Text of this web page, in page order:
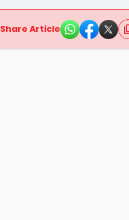
Share Article